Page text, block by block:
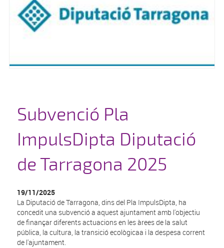
Subvenció Pla
ImpulsDipta Diputació
de Tarragona 2025
19/11/2025
La Diputació de Tarragona, dins del Pla ImpulsDipta, ha
concedit una subvenció a aquest ajuntament amb l'objectiu
de finançar diferents actuacions en les àrees de la salut
pública, la cultura, la transició ecològicaa i la despesa corrent
de l'ajuntament.